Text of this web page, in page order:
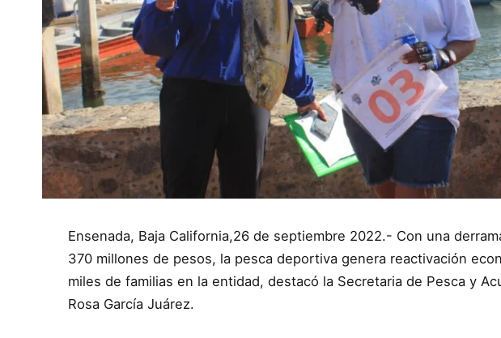
Ensenada, Baja California,26 de septiembre 2022.- Con una
370 millones de pesos, la pesca deportiva genera reactivación
miles de familias en la entidad, destacó la Secretaria de Pesca y
Rosa García Juárez.